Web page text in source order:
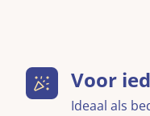
Voor
Ideaal als